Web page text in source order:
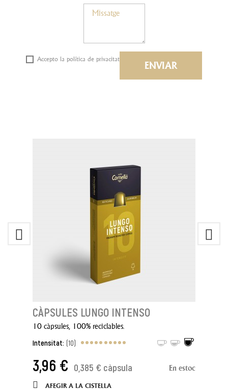
Accepto la política de privacitat
CÀPSULES LUNGO INTENSO
10 càpsules, 100% reciclables.
Intensitat: (10)
3,96 € 0,385 € càpsula En estoc
AFEGIR A LA CISTELLA